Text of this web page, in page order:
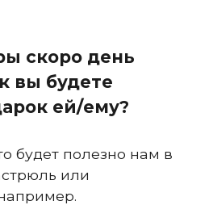
скоро день
вы будете
ей/ему?
будет полезно нам в
или